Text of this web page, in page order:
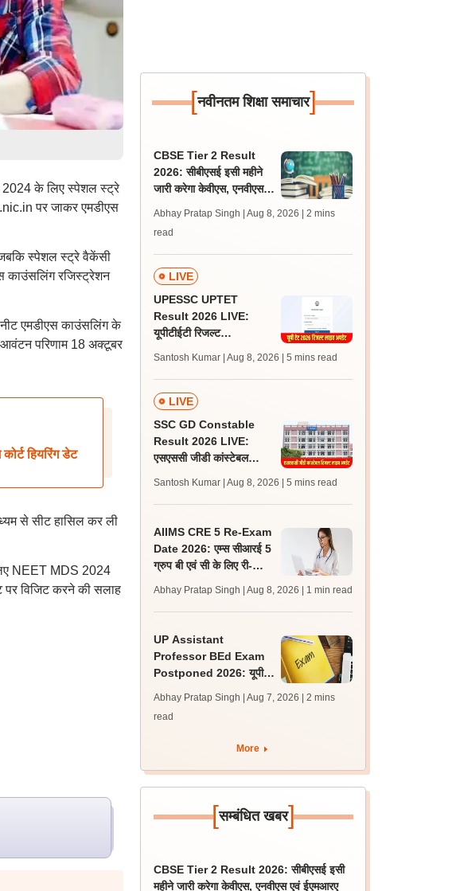
के लिए स्पेशल स्ट्रे
पर जाकर एमडीएस
स्पेशल स्ट्रे वैकेंसी
रजिस्ट्रेशन
एमडीएस काउंसलिंग के
परिणाम 18 अक्टूबर
हियरिंग डेट
से सीट हासिल कर ली
NEET MDS 2024
विजिट करने की सलाह
[नवीनतम शिक्षा समाचार]
CBSE Tier 2 Result
2026: सीबीएसई इसी महीने
जारी करेगा केवीएस, एनवीएस
परीक्षा के रिजल्ट
Abhay Pratap Singh | Aug 8, 2026
| 2 mins
read
LIVE
UPESSC UPTET
Result 2026 LIVE:
यूपीटीईटी रिजल्ट
जल्द, जानें लेटेस्ट अपडेट,
पासिंग मार्क्स
Santosh Kumar | Aug 8, 2026 | 5 mins read
LIVE
SSC GD Constable
Result 2026 LIVE:
एसएससी जीडी कांस्टेबल
लेटेस्ट अपडेट, स्कोरकार्ड लिंक
Santosh Kumar | Aug 8, 2026 | 5 mins read
AIIMS CRE 5 Re-Exam
Date 2026: एम्स सीआरई 5
ग्रुप बी एवं सी के लिए री-
कार्ड जल्द
Abhay Pratap Singh | Aug 8, 2026 | 1 min read
UP Assistant
Professor BEd Exam
Postponed 2026: यूपी
स्थगित, नई तिथि बाद में
Abhay Pratap Singh | Aug 7, 2026
| 2 mins
read
More
[सम्बंधित खबर]
CBSE Tier 2 Result 2026: सीबीएसई इसी
महीने जारी करेगा केवीएस, एनवीएस एवं ईएमआरए